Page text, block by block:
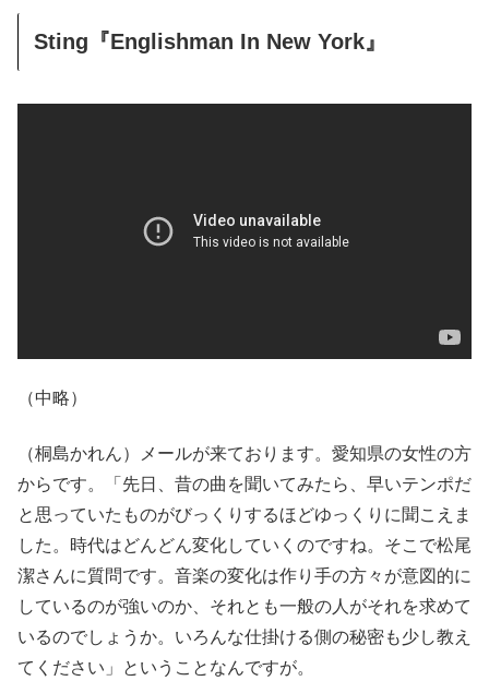
Sting『Englishman In New York』
（中略）
（桐島かれん）メールが来ております。愛知県の女性の方
からです。「先日、昔の曲を聞いてみたら、早いテンポだ
と思っていたものがびっくりするほどゆっくりに聞こえま
した。時代はどんどん変化していくのですね。そこで松尾
潔さんに質問です。音楽の変化は作り手の方々が意図的に
しているのが強いのか、それとも一般の人がそれを求めて
いるのでしょうか。いろんな仕掛ける側の秘密も少し教え
てください」ということなんですが。